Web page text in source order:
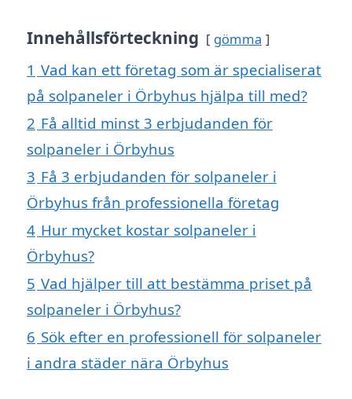
Innehållsförteckning gömma
1 Vad kan ett företag som är specialiserat
på solpaneler i Örbyhus hjälpa till med?
2 Få alltid minst 3 erbjudanden för
solpaneler i Örbyhus
3 Få 3 erbjudanden för solpaneler i
Örbyhus från professionella företag
4 Hur mycket kostar solpaneler i
Örbyhus?
5 Vad hjälper till att bestämma priset på
solpaneler i Örbyhus?
6 Sök efter en professionell för solpaneler
i andra städer nära Örbyhus